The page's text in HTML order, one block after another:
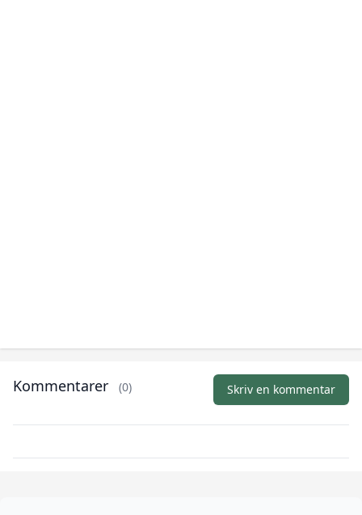
Kommentarer (0) Skriv en kommentar